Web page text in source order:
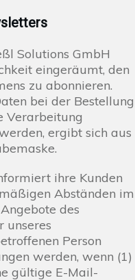
Solutions GmbH
eingeräumt, den
zu abonnieren.
bei der Bestellung
Verarbeitung
ergibt sich aus
ihre Kunden
Abständen im
des
unseres
Person
werden, wenn (1)
gültige E-Mail-